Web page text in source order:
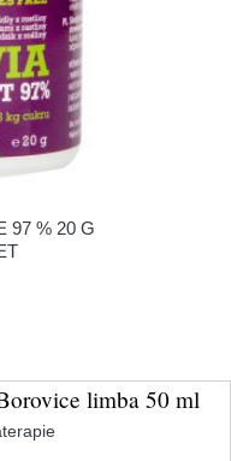
97 % 20 G
limba 50 ml